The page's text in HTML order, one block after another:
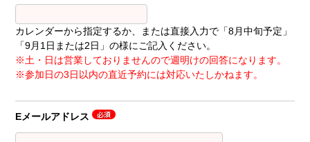
カレンダーから指定するか、または直接入力で「8月中旬予定」
「9月1日または2日」の様にご記入ください。
※土・日は営業しておりませんので週明けの回答になります。
※参加日の3日以内の直近予約には対応いたしかねます。
Eメールアドレス